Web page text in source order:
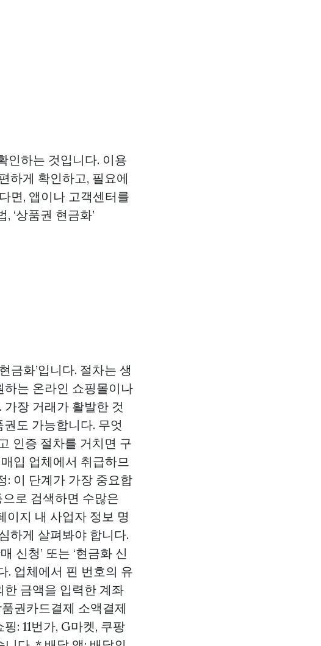
인하는 것입니다. 이용
하게 확인하고, 필요에
면, 앱이나 고객센터를
‘상품권 현금화’
금화’입니다. 절차는 생
하는 온라인 쇼핑몰이나
장 거래가 활발한 것
도 가능합니다. 무엇
인증 절차를 거치면 구
입 업체에서 취급하므
: 이 단계가 가장 중요합
으로 검색하면 수많은
지 내 사업자 정보 명
하게 살펴봐야 합니다.
신청’ 또는 ‘현금화 신
. 업체에서 핀 번호의 유
한 금액을 입력한 계좌
권카드결제 소액결제
: 11번가, G마켓, 쿠팡